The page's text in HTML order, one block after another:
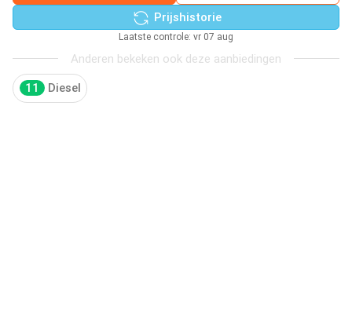
Prijshistorie
Laatste controle: vr 07 aug
Anderen bekeken ook deze aanbiedingen
11 Diesel